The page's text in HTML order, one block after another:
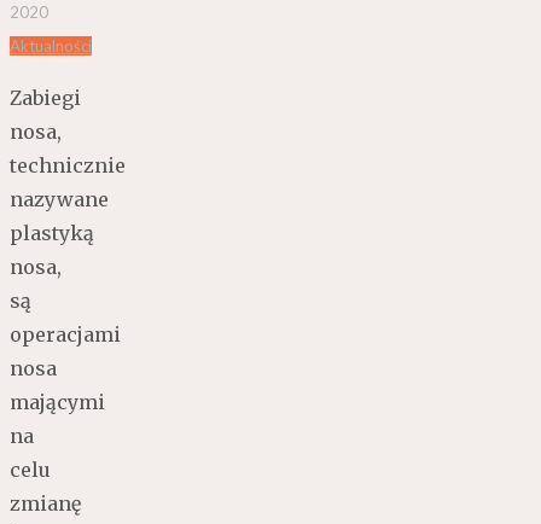
2020
Aktualności
Zabiegi
nosa,
technicznie
nazywane
plastyką
nosa,
są
operacjami
nosa
mającymi
na
celu
zmianę